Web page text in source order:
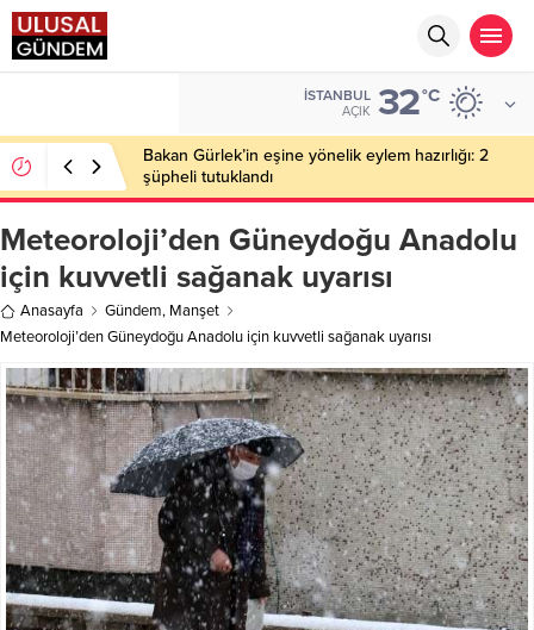
İSTANBUL
AÇIK 32°C
Bakan Gürlek’in eşine yönelik eylem hazırlığı: 2
şüpheli tutuklandı
Meteoroloji’den Güneydoğu Anadolu
için kuvvetli sağanak uyarısı
Anasayfa Gündem, Manşet
Meteoroloji’den Güneydoğu Anadolu için kuvvetli sağanak uyarısı